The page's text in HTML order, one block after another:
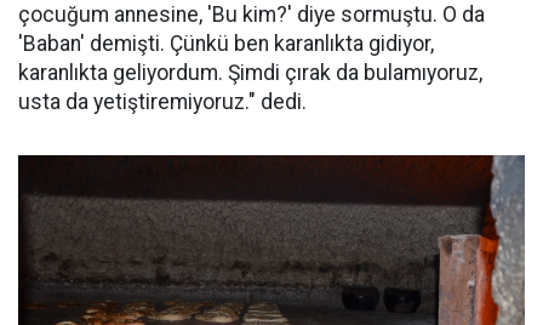
çocuğum annesine, 'Bu kim?' diye sormuştu. O da
'Baban' demişti. Çünkü ben karanlıkta gidiyor,
karanlıkta geliyordum. Şimdi çırak da bulamıyoruz,
usta da yetiştiremiyoruz." dedi.